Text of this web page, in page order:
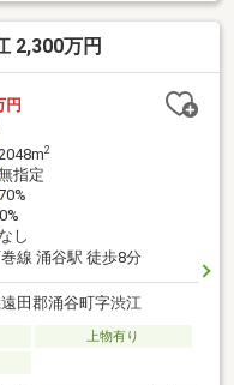
分）・モンマートもがみ
涌谷渋江店まで
谷店まで1600m（徒歩20
歩15分）・イオンスーパ
2,300万円
円
2
指定
し
巻線 涌谷駅 徒歩8分
田郡涌谷町字渋江
上物有り